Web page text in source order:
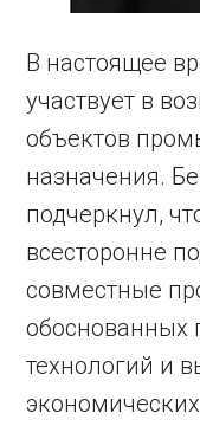
В настоящее
участвует в
объектов
назначения.
подчеркнул,
всесторонне
совместные
обоснованных
технологий и